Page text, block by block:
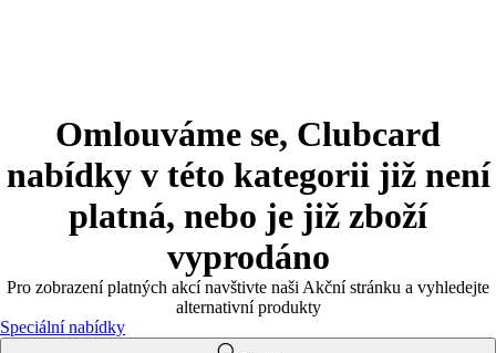
Omlouváme se, Clubcard
nabídky v této kategorii již není
platná, nebo je již zboží
vyprodáno
Pro zobrazení platných akcí navštivte naši Akční stránku a vyhledejte
alternativní produkty
Speciální nabídky